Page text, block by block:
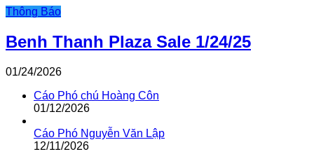
Thông Báo
Benh Thanh Plaza Sale 1/24/25
01/24/2026
Cáo Phó chú Hoàng Côn
01/12/2026
Cáo Phó Nguyễn Văn Lập
12/11/2026